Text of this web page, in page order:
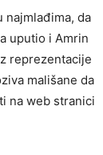
najmlađima, da
uputio i Amrin
reprezentacije
mališane da
na web stranici